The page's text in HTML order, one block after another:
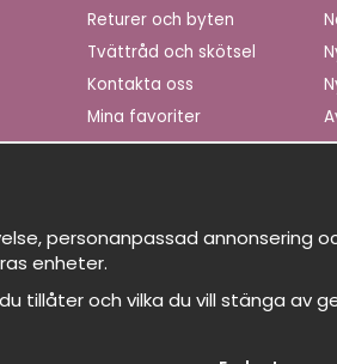
Returer och byten
Tvättråd och skötsel
Kontakta oss
Mina favoriter
Logga in
personanpassad annonsering
enheter.
tillåter och vilka du vill stänga av